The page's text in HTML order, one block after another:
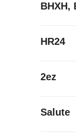
BHXH,
HR24
2ez
Salute